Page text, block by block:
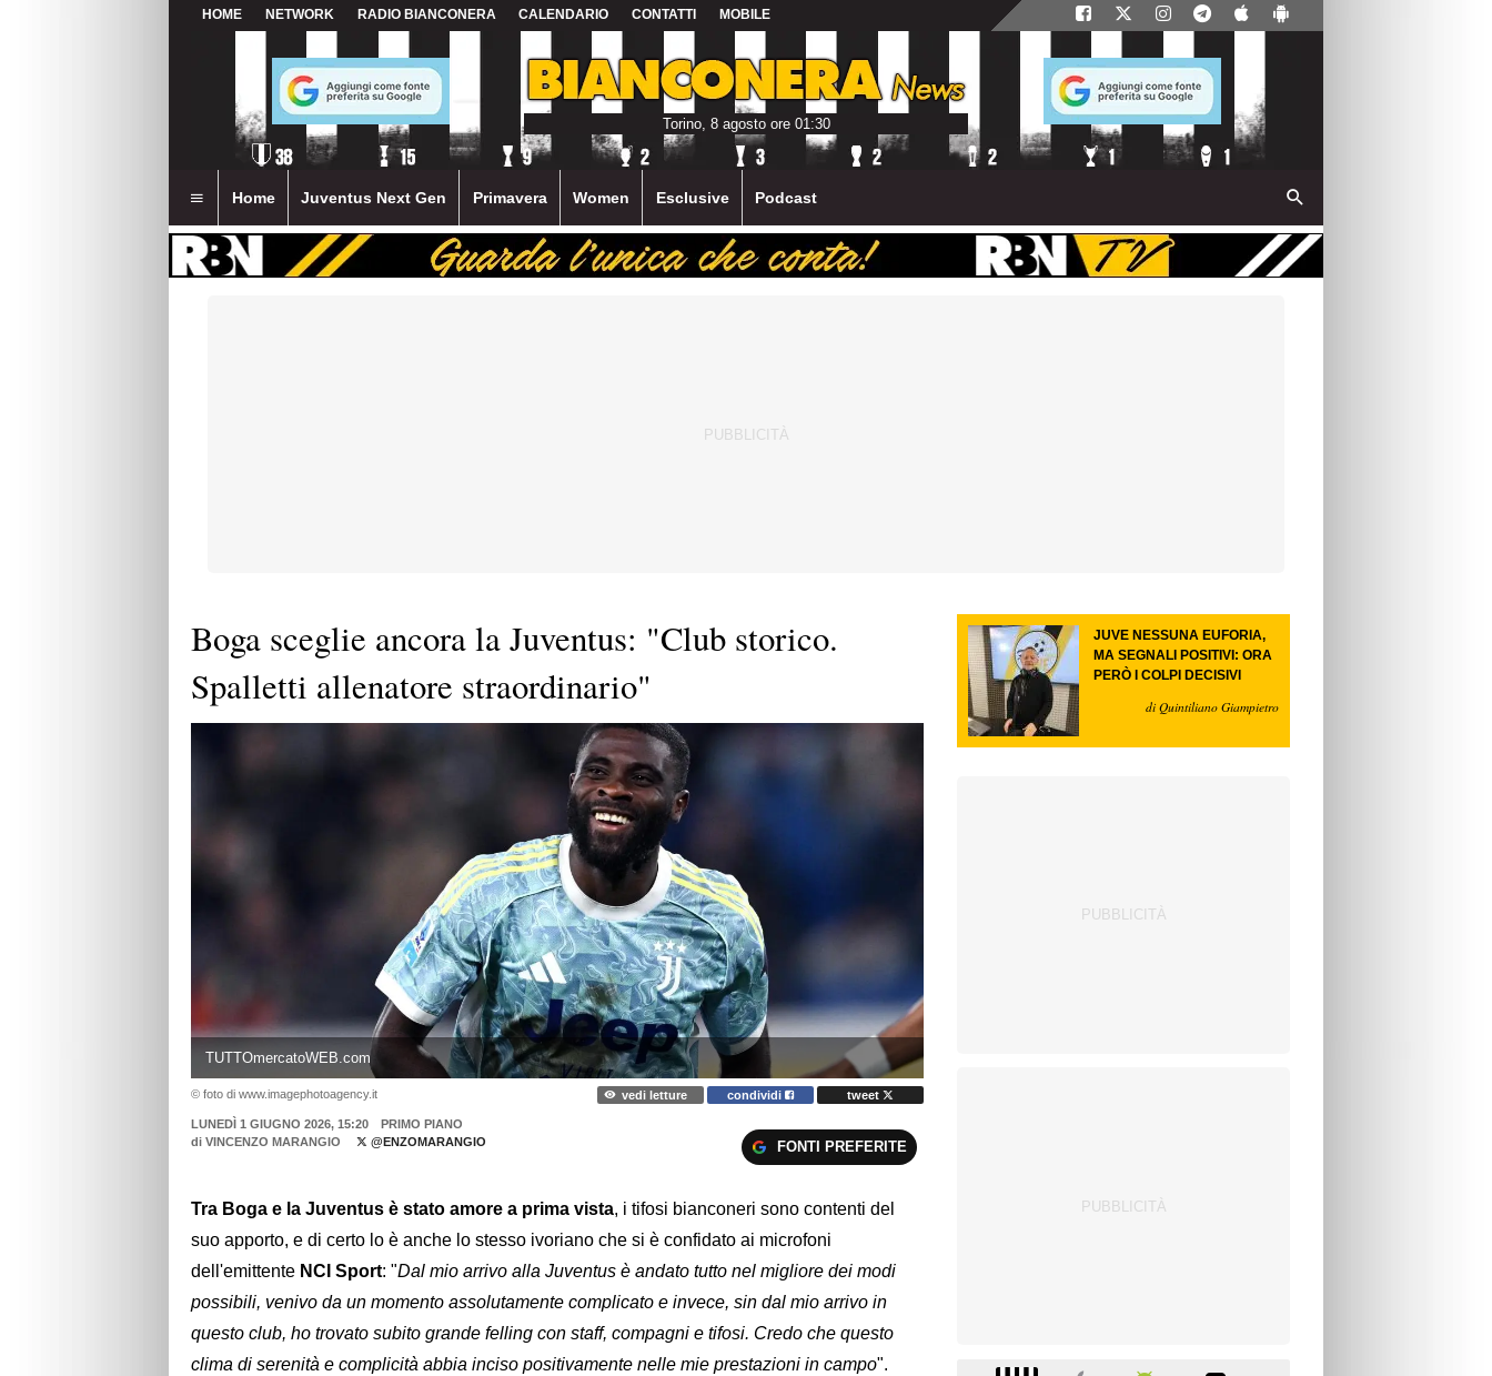
HOME NETWORK RADIO BIANCONERA CALENDARIO CONTATTI MOBILE
Torino, 8 agosto ore 01:30
Home Juventus Next Gen Primavera Women Esclusive Podcast
Boga sceglie ancora la Juventus: "Club storico.
Spalletti allenatore straordinario"
TUTTOmercatoWEB.com
© foto di www.imagephotoagency.it vedi letture condividi tweet
LUNEDÌ 1 GIUGNO 2026, 15:20
PRIMO PIANO
di VINCENZO MARANGIO @ENZOMARANGIO FONTI PREFERITE
Tra Boga e la Juventus è stato amore a prima vista, i tifosi bianconeri sono contenti del
suo apporto, e di certo lo è anche lo stesso ivoriano che si è confidato ai microfoni
dell'emittente NCI Sport: "Dal mio arrivo alla Juventus è andato tutto nel migliore dei modi
possibili, venivo da un momento assolutamente complicato e invece, sin dal mio arrivo in
questo club, ho trovato subito grande felling con staff, compagni e tifosi. Credo che questo
clima di serenità e complicità abbia inciso positivamente nelle mie prestazioni in campo".
JUVE NESSUNA EUFORIA,
MA SEGNALI POSITIVI: ORA
PERÒ I COLPI DECISIVI
di Quintiliano Giampietro